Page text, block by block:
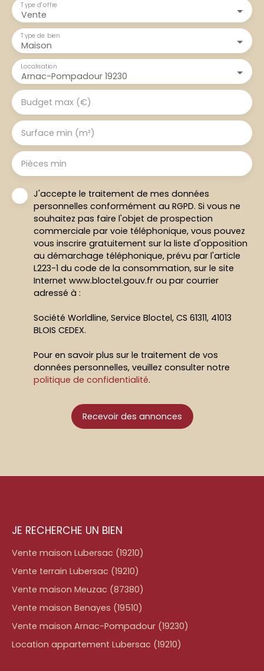
Vente
Type d'offre
Maison
Type de bien
Arnac-Pompadour 19230
Localisation
Budget max (€)
Surface min (m²)
Pièces min
J'accepte le traitement de mes données
personnelles conformément au RGPD. Si vous ne
souhaitez pas faire l'objet de prospection
commerciale par voie téléphonique, vous pouvez
vous inscrire gratuitement sur la liste d'opposition
au démarchage téléphonique, prévu par l'article
L223-1 du code de la consommation, sur le site
Internet www.bloctel.gouv.fr ou par courrier
adressé à :
Société Worldline, Service Bloctel, CS 61311, 41013
BLOIS CEDEX.
Pour en savoir plus sur le traitement de vos
données personnelles, veuillez consulter notre
politique de confidentialité.
Recevoir des annonces
JE RECHERCHE UN BIEN
Vente maison Lubersac (19210)
Vente terrain Lubersac (19210)
Vente maison Meuzac (87380)
Vente maison Benayes (19510)
Vente maison Arnac-Pompadour (19230)
Location appartement Lubersac (19210)